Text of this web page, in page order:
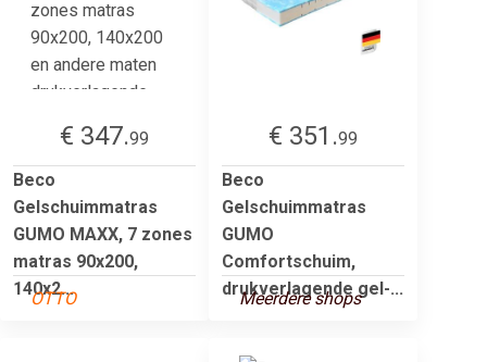
€ 347.99
Beco
Gelschuimmatras
GUMO MAXX, 7 zones
matras 90x200,
140x2...
OTTO
€ 351.99
Beco
Gelschuimmatras
GUMO
Comfortschuim,
drukverlagende gel-...
Meerdere shops